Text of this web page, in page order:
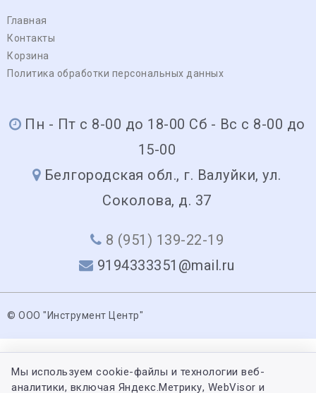
Главная
Контакты
Корзина
Политика обработки персональных данных
Пн - Пт с 8-00 до 18-00 Сб - Вс с 8-00 до
15-00
Белгородская обл., г. Валуйки, ул.
Соколова, д. 37
8 (951) 139-22-19
9194333351@mail.ru
© ООО "Инструмент Центр"
Мы используем cookie-файлы и технологии веб-
аналитики, включая Яндекс.Метрику, WebVisor и